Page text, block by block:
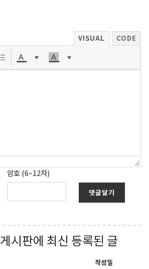
VISUAL CODE
암호 (6~12자)
댓글달기
게시판에 최신 등록된 글
작성일